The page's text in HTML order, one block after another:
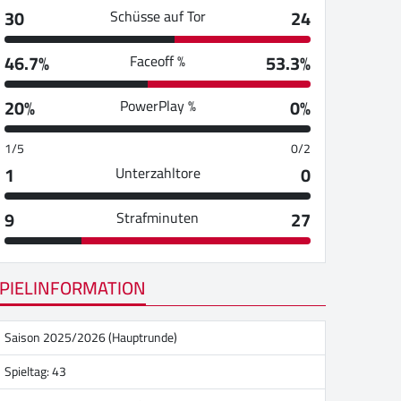
30
Schüsse auf Tor
24
46.7%
Faceoff %
53.3%
20%
PowerPlay % 0%
1/5 0/2
1 Unterzahltore
0
9
Strafminuten 27
Saison 2025/2026 (Hauptrunde)
Spieltag: 43